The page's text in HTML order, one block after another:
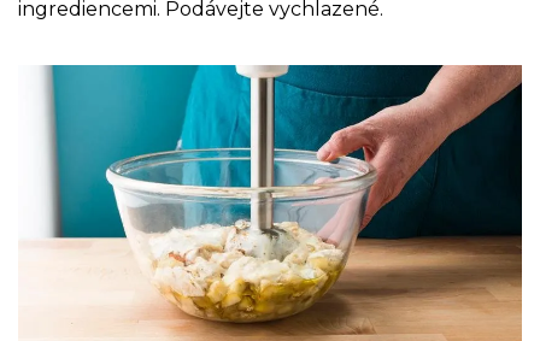
ingrediencemi. Podávejte vychlazené.